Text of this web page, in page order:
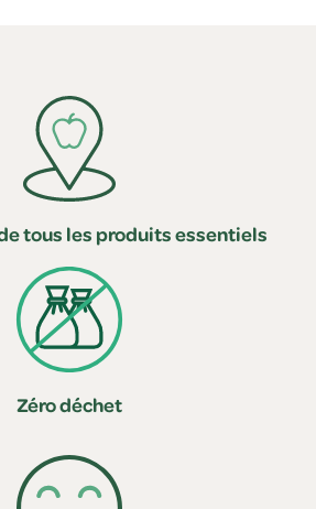
tous les produits essentiels
Zéro déchet